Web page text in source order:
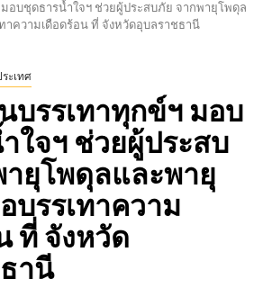
อบชุดธารน้ำใจฯ ช่วยผู้ประสบภัย จากพายุโพดุล
าความเดือดร้อน ที่ จังหวัดอุบลราชธานี
ะเทศ
บรรเทาทุกข์ฯ มอบ
ใจฯ ช่วยผู้ประสบ
ยุโพดุลและพายุ
บรรเทาความ
ที่ จังหวัด
านี